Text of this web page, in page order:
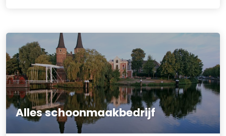
Alles schoonmaakbedrijf